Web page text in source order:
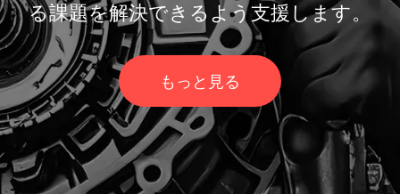
る課題を解決できるよう支援します。
もっと見る